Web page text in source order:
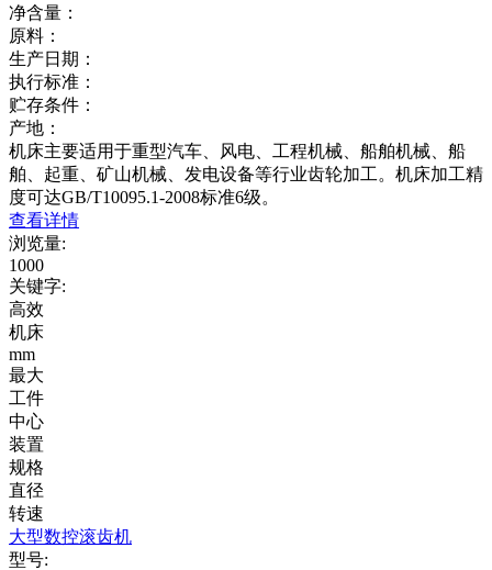
净含量：
原料：
生产日期：
执行标准：
贮存条件：
产地：
机床主要适用于重型汽车、风电、工程机械、船舶机械、船
舶、起重、矿山机械、发电设备等行业齿轮加工。机床加工精
度可达GB/T10095.1-2008标准6级。
查看详情
浏览量:
1000
关键字:
高效
机床
mm
最大
工件
中心
装置
规格
直径
转速
大型数控滚齿机
型号: